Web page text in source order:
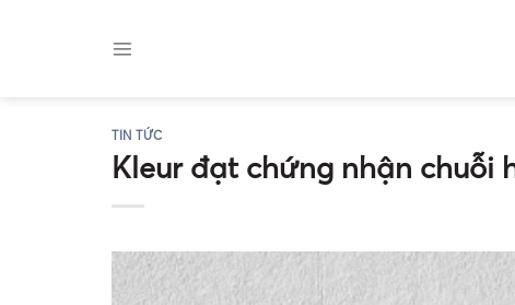
TIN TỨC
Kleur đạt chứng nhận chuỗi